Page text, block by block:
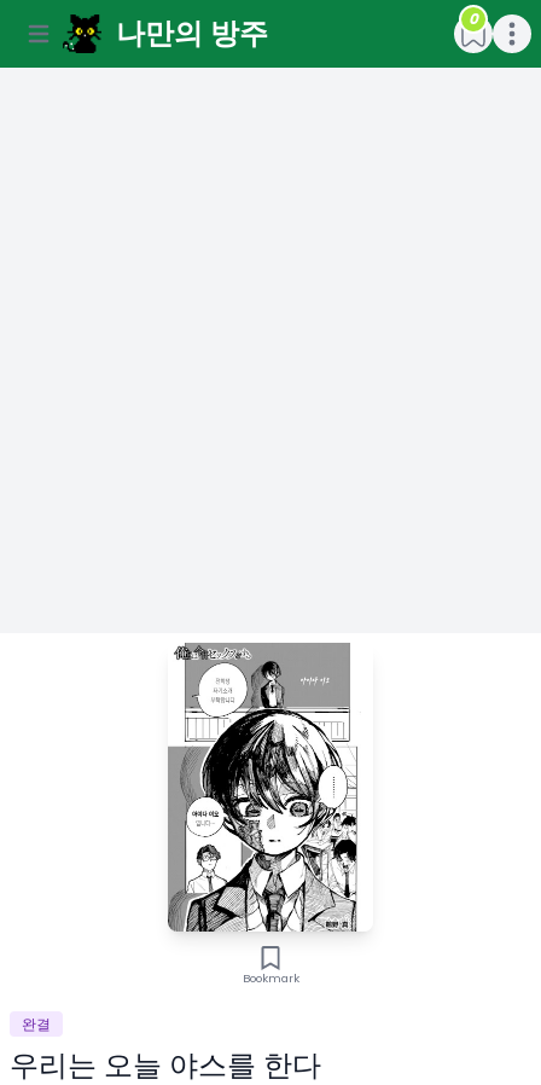
Open main menu나만의 방주 Open
0
Bookmark
완결
우리는 오늘 야스를 한다